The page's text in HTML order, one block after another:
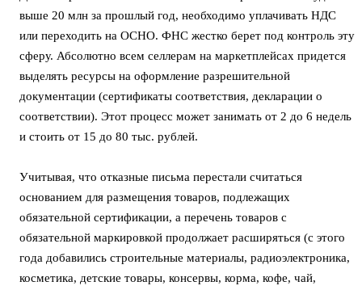
выше 20 млн за прошлый год, необходимо уплачивать НДС
или переходить на ОСНО. ФНС жестко берет под контроль эту
сферу. Абсолютно всем селлерам на маркетплейсах придется
выделять ресурсы на оформление разрешительной
документации (сертификаты соответствия, декларации о
соответствии). Этот процесс может занимать от 2 до 6 недель
и стоить от 15 до 80 тыс. рублей.
Учитывая, что отказные письма перестали считаться
основанием для размещения товаров, подлежащих
обязательной сертификации, а перечень товаров с
обязательной маркировкой продолжает расширяться (с этого
года добавились строительные материалы, радиоэлектроника,
косметика, детские товары, консервы, корма, кофе, чай,